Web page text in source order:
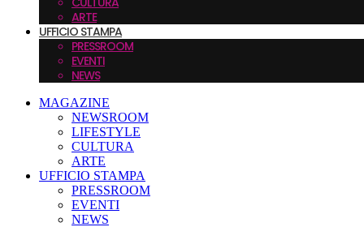
ARTE
UFFICIO STAMPA
PRESSROOM
EVENTI
NEWS
MAGAZINE
NEWSROOM
LIFESTYLE
CULTURA
ARTE
UFFICIO STAMPA
PRESSROOM
EVENTI
NEWS